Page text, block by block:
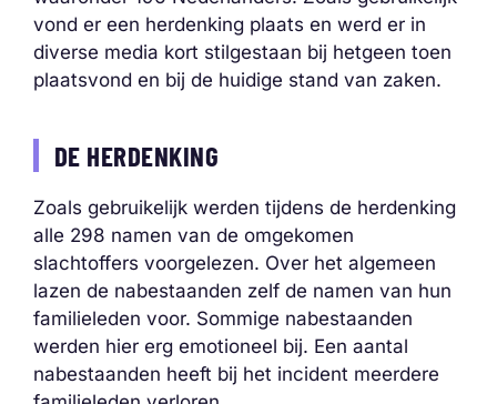
vond er een herdenking plaats en werd er in
diverse media kort stilgestaan bij hetgeen toen
plaatsvond en bij de huidige stand van zaken.
DE HERDENKING
Zoals gebruikelijk werden tijdens de herdenking
alle 298 namen van de omgekomen
slachtoffers voorgelezen. Over het algemeen
lazen de nabestaanden zelf de namen van hun
familieleden voor. Sommige nabestaanden
werden hier erg emotioneel bij. Een aantal
nabestaanden heeft bij het incident meerdere